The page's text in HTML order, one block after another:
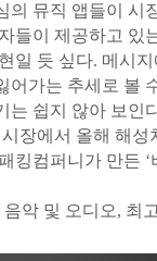
의 뮤직 앱들이 시
들이 제공하고 있
일 듯 싶다. 메시
어가는 추세로 볼
는 쉽지 않아 보인
장에서 올해 해성
킹컴퍼니가 만든 ‘
악 및 오디오, 최